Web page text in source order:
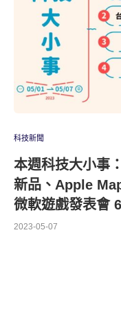
科技新聞
本週科技大小事
新品、Apple
微軟遊戲發表會
2023-05-07